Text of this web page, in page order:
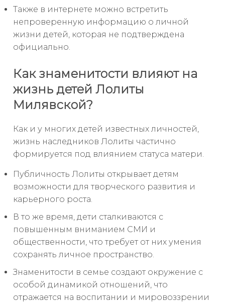
Также в интернете можно встретить
непроверенную информацию о личной
жизни детей, которая не подтверждена
официально.
Как знаменитости влияют на
жизнь детей Лолиты
Милявской?
Как и у многих детей известных личностей,
жизнь наследников Лолиты частично
формируется под влиянием статуса матери.
Публичность Лолиты открывает детям
возможности для творческого развития и
карьерного роста.
В то же время, дети сталкиваются с
повышенным вниманием СМИ и
общественности, что требует от них умения
сохранять личное пространство.
Знаменитости в семье создают окружение с
особой динамикой отношений, что
отражается на воспитании и мировоззрении